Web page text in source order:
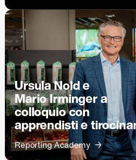
Ursula Nold e
Mario Irminger a
colloquio con
apprendisti e
Reporting Academy